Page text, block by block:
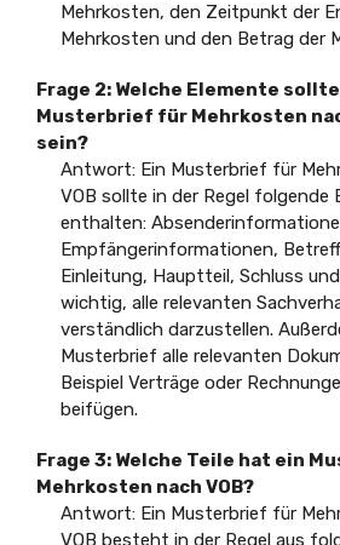
Mehrkosten, den Zeitpunkt der
Mehrkosten und den Betrag der
Frage 2: Welche Elemente
Musterbrief für Mehrkosten
sein?
Antwort: Ein Musterbrief für
VOB sollte in der Regel folgende
enthalten:
Empfängerinformationen,
Einleitung, Hauptteil, Schluss
wichtig, alle relevanten
verständlich darzustellen.
Musterbrief alle relevanten
Beispiel Verträge oder
beifügen.
Frage 3: Welche Teile hat ein
Mehrkosten nach VOB?
Antwort: Ein Musterbrief für
VOB besteht in der Regel aus